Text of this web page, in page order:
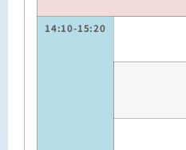
14:10-15:20